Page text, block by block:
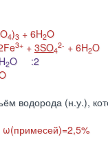
4)3+ 6H2O
3++ 3SO4
2- + 6H2O
2O :2
водорода (н.у.),
ω(примесей)=2,5%